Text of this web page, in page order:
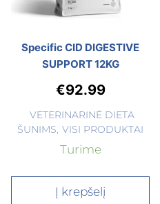
Specific CID DIGESTIVE
SUPPORT 12KG
€92.99
VETERINARINĖ DIETA
ŠUNIMS VISI PRODUKTAI
Turime
Į krepšelį